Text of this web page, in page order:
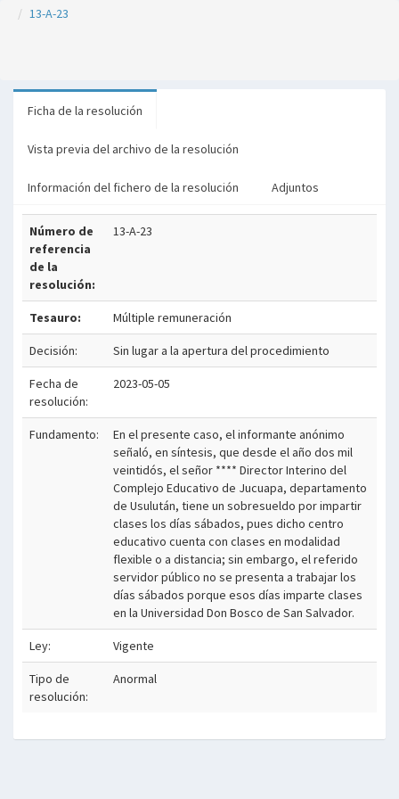
13-A-23
Ficha de la resolución
Vista previa del archivo de la resolución
Información del fichero de la resolución Adjuntos
Número de
referencia
de la
resolución:
13-A-23
Tesauro: Múltiple remuneración
Decisión: Sin lugar a la apertura del procedimiento
Fecha de
resolución:
2023-05-05
Fundamento:
En el presente caso, el informante anónimo
señaló, en síntesis, que desde el año dos mil
veintidós, el señor **** Director Interino del
Complejo Educativo de Jucuapa, departamento
de Usulután, tiene un sobresueldo por impartir
clases los días sábados, pues dicho centro
educativo cuenta con clases en modalidad
flexible o a distancia; sin embargo, el referido
servidor público no se presenta a trabajar los
días sábados porque esos días imparte clases
en la Universidad Don Bosco de San Salvador.
Ley: Vigente
Tipo de
resolución:
Anormal